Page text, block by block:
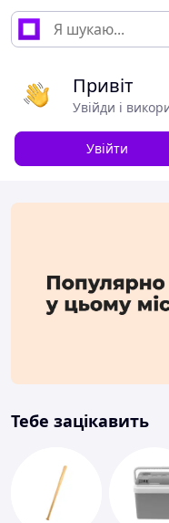
Привіт
Увійди і
Увійти
Тебе зацікавить